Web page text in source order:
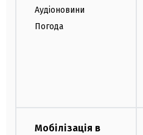
Аудіоновини
Погода
Мобілізація в